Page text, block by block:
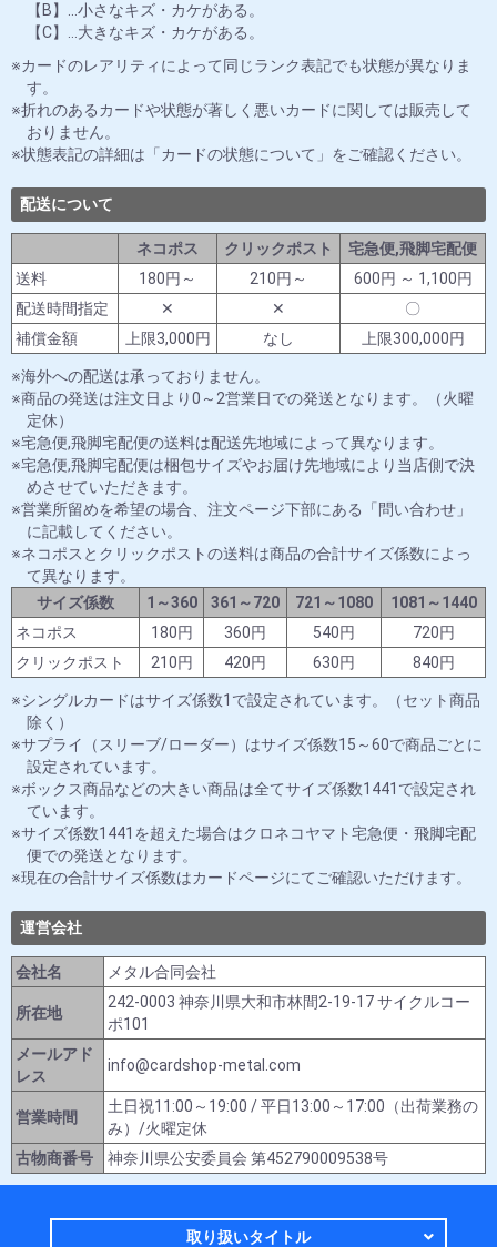
【B】…小さなキズ・カケがある。
【C】…大きなキズ・カケがある。
カードのレアリティによって同じランク表記でも状態が異なりま
す。
折れのあるカードや状態が著しく悪いカードに関しては販売して
おりません。
状態表記の詳細は「カードの状態について」をご確認ください。
配送について
ネコポス クリックポスト
宅急便,飛脚宅配便
送料
180円～ 210円～
600円 ～ 1,100円
配送時間指定
✕ ✕
〇
補償金額
上限3,000円 なし 上限300,000円
海外への配送は承っておりません。
商品の発送は注文日より0～2営業日での発送となります。（火曜
定休）
宅急便,飛脚宅配便の送料は配送先地域によって異なります。
宅急便,飛脚宅配便は梱包サイズやお届け先地域により当店側で決
めさせていただきます。
営業所留めを希望の場合、注文ページ下部にある「問い合わせ」
に記載してください。
ネコポスとクリックポストの送料は商品の合計サイズ係数によっ
て異なります。
サイズ係数
1～360 361～720 721～1080
1081～1440
ネコポス
180円 360円 540円
720円
クリックポスト
210円 420円 630円 840円
シングルカードはサイズ係数1で設定されています。（セット商品
除く）
サプライ（スリーブ/ローダー）はサイズ係数15～60で商品ごとに
設定されています。
ボックス商品などの大きい商品は全てサイズ係数1441で設定され
ています。
サイズ係数1441を超えた場合はクロネコヤマト宅急便・飛脚宅配
便での発送となります。
現在の合計サイズ係数はカードページにてご確認いただけます。
運営会社
会社名 メタル合同会社
所在地
242-0003 神奈川県大和市林間2-19-17 サイクルコー
ポ101
メールアド
レス
info@cardshop-metal.com
営業時間
土日祝11:00～19:00 / 平日13:00～17:00（出荷業務の
み）/火曜定休
古物商番号
神奈川県公安委員会 第452790009538号
取り扱いタイトル